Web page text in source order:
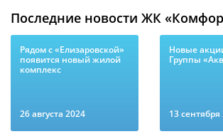
Последние новости ЖК
26 августа 2024
Рядом с «Елизаровской»
появится новый жилой
комплекс
13 сентября
Новые
Группы